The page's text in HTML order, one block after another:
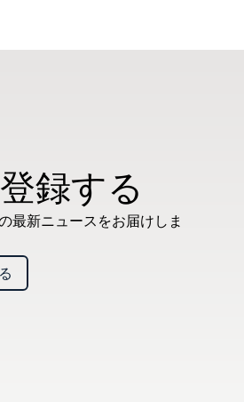
録する
最新ニュースをお届けしま